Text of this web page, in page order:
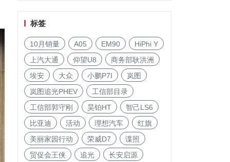
标签
10月销量 A05 EM90
HiPhi Y
上汽大通
仰望U8
商务部耿洪洲
埃安
大众 小鹏P7I
岚图
岚图追光PHEV
工信部目录
工信部郭守刚
昊铂HT
智己LS6
比亚迪
活动 理想汽车
红旗
美丽家园行动
荣威D7
谍照
贸促会王侠
追光
长安启源